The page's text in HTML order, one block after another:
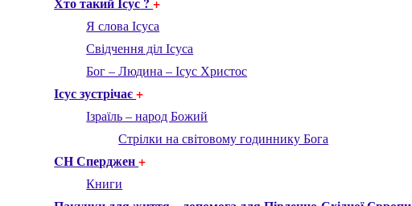
Я слова Ісуса
Свідчення діл Ісуса
Бог – Людина – Ісус Христос
Ісус зустрічає+
Ізраїль – народ Божий
Стрілки на світовому годиннику Бога
CH Сперджен+
Книги